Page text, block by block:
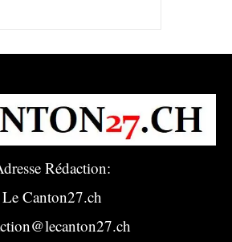
Rédaction:
Le Canton27.ch